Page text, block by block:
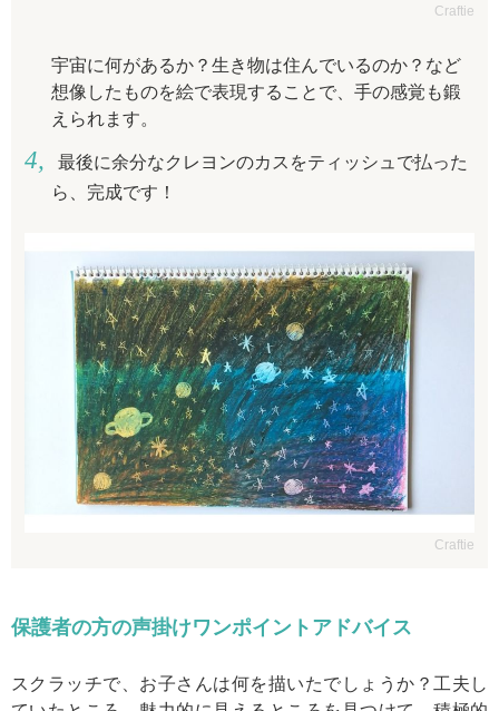
Craftie
宇宙に何があるか？生き物は住んでいるのか？など
想像したものを絵で表現することで、手の感覚も鍛
えられます。
最後に余分なクレヨンのカスをティッシュで払った
ら、完成です！
Craftie
保護者の方の声掛けワンポイントアドバイス
スクラッチで、お子さんは何を描いたでしょうか？ 工夫し